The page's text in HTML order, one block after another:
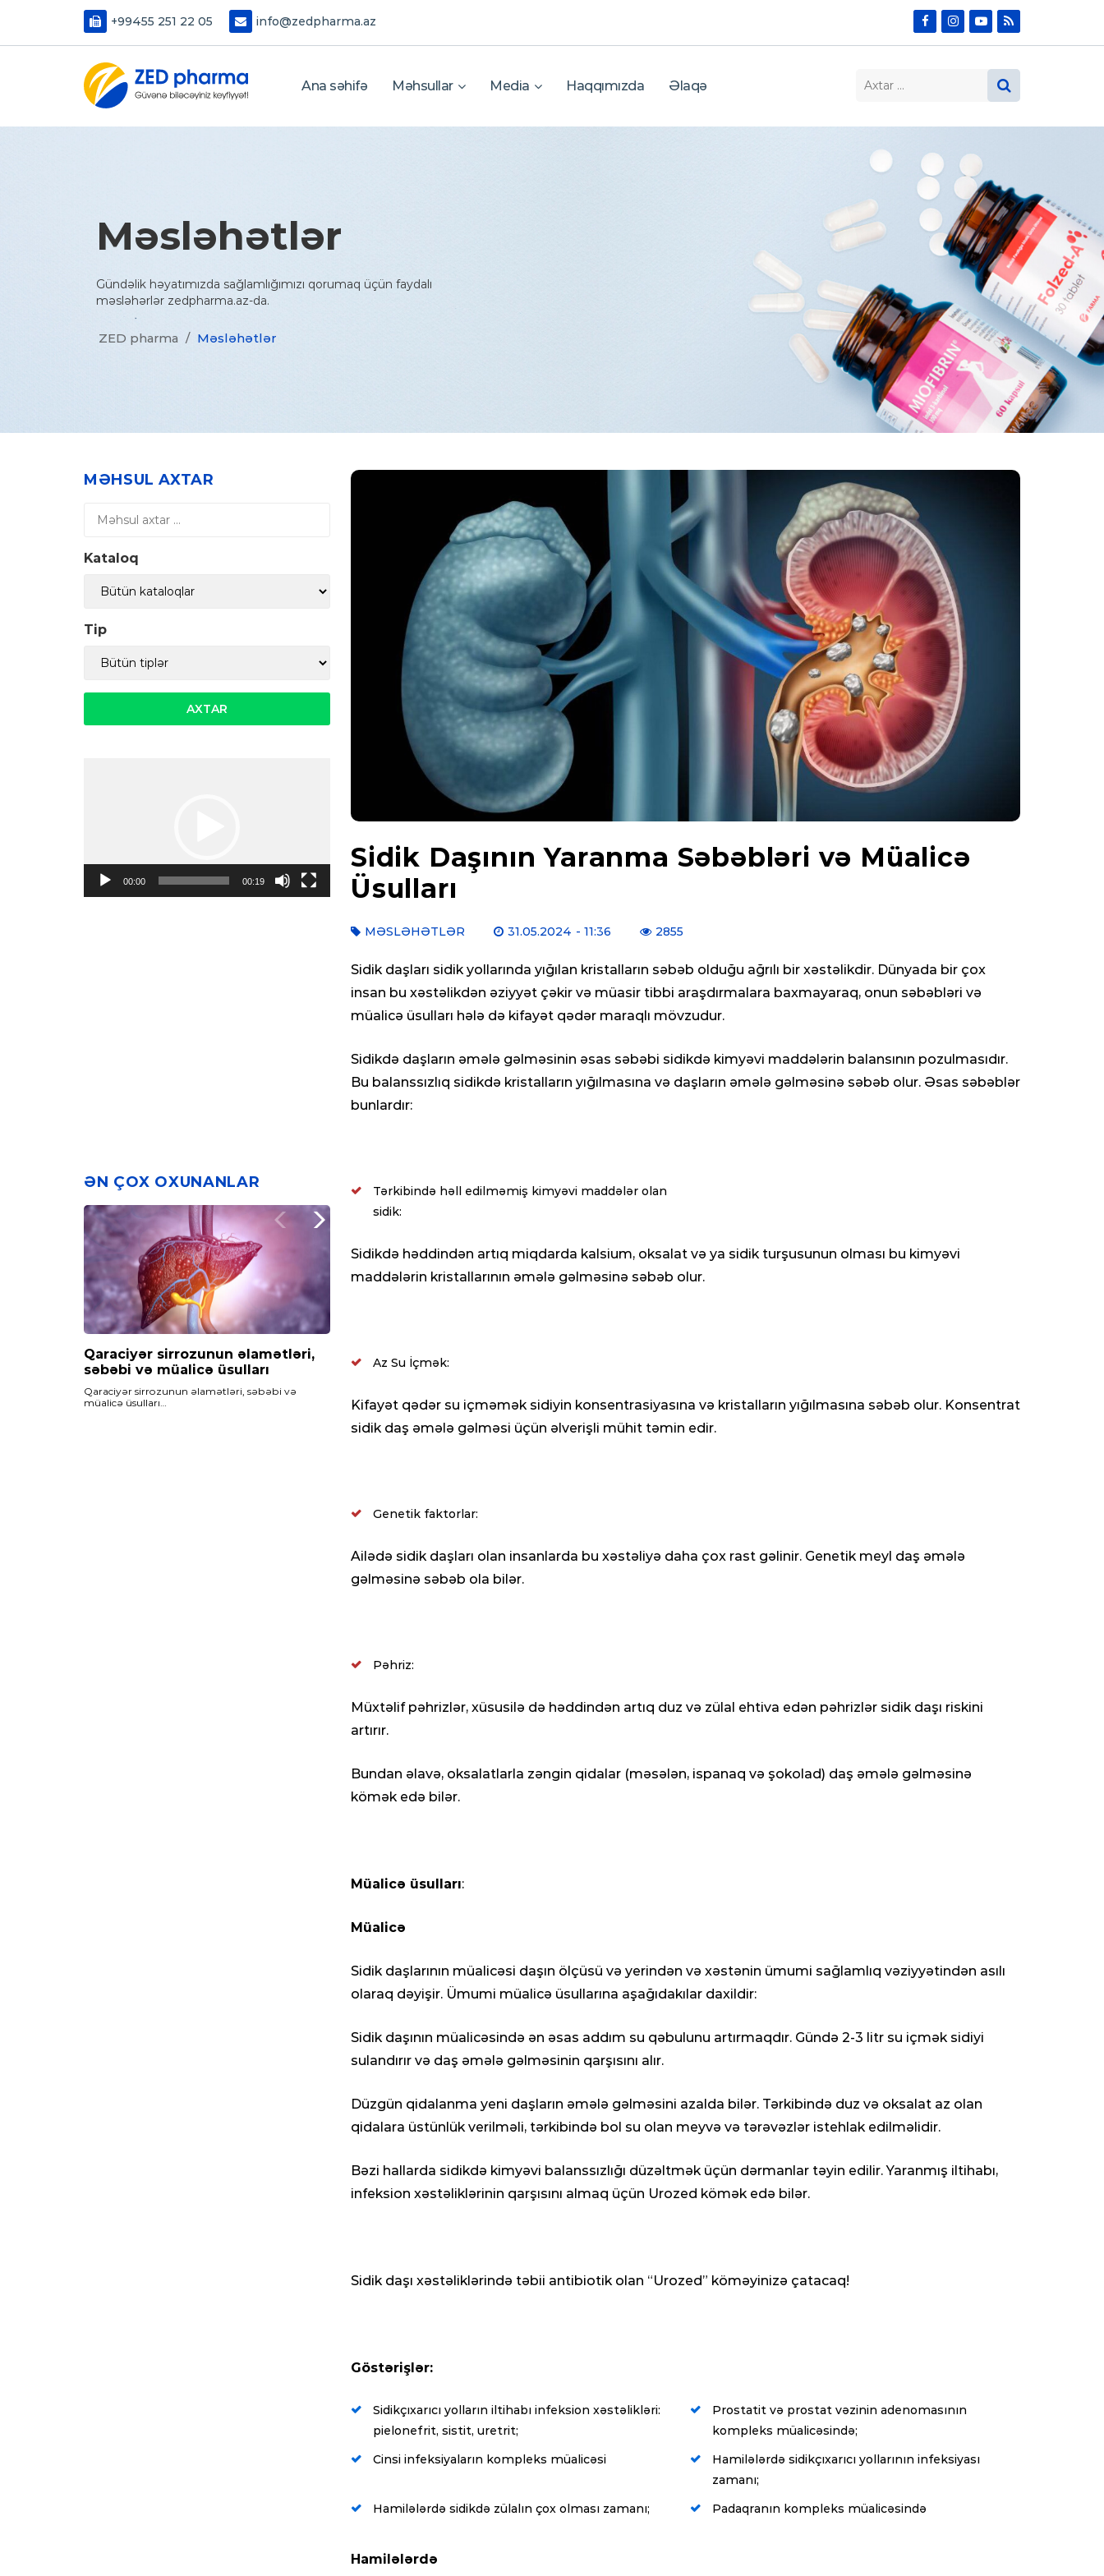
+99455 251 22 05 info@zedpharma.az
Ana səhifə Məhsullar Media Haqqımızda Əlaqə
Məsləhətlər
Gündəlik həyatımızda sağlamlığımızı qorumaq üçün faydalı
məsləhərlər zedpharma.az-da.
ZED pharma / Məsləhətlər
Sidik Daşının Yaranma Səbəbləri və Müalicə
Üsulları
MƏSLƏHƏTLƏR 31.05.2024 - 11:36 2855
Sidik daşları sidik yollarında yığılan kristalların səbəb olduğu ağrılı bir xəstəlikdir. Dünyada bir çox
insan bu xəstəlikdən əziyyət çəkir və müasir tibbi araşdırmalara baxmayaraq, onun səbəbləri və
müalicə üsulları hələ də kifayət qədər maraqlı mövzudur.
Sidikdə daşların əmələ gəlməsinin əsas səbəbi sidikdə kimyəvi maddələrin balansının pozulmasıdır.
Bu balanssızlıq sidikdə kristalların yığılmasına və daşların əmələ gəlməsinə səbəb olur. Əsas səbəblər
bunlardır:
Tərkibində həll edilməmiş kimyəvi maddələr olan
sidik:
Sidikdə həddindən artıq miqdarda kalsium, oksalat və ya sidik turşusunun olması bu kimyəvi
maddələrin kristallarının əmələ gəlməsinə səbəb olur.
Az Su İçmək:
Kifayət qədər su içməmək sidiyin konsentrasiyasına və kristalların yığılmasına səbəb olur. Konsentrat
sidik daş əmələ gəlməsi üçün əlverişli mühit təmin edir.
Genetik faktorlar:
Ailədə sidik daşları olan insanlarda bu xəstəliyə daha çox rast gəlinir. Genetik meyl daş əmələ
gəlməsinə səbəb ola bilər.
Pəhriz:
Müxtəlif pəhrizlər, xüsusilə də həddindən artıq duz və zülal ehtiva edən pəhrizlər sidik daşı riskini
artırır.
Bundan əlavə, oksalatlarla zəngin qidalar (məsələn, ispanaq və şokolad) daş əmələ gəlməsinə
kömək edə bilər.
Müalicə üsulları:
Müalicə
Sidik daşlarının müalicəsi daşın ölçüsü və yerindən və xəstənin ümumi sağlamlıq vəziyyətindən asılı
olaraq dəyişir. Ümumi müalicə üsullarına aşağıdakılar daxildir:
Sidik daşının müalicəsində ən əsas addım su qəbulunu artırmaqdır. Gündə 2-3 litr su içmək sidiyi
sulandırır və daş əmələ gəlməsinin qarşısını alır.
Düzgün qidalanma yeni daşların əmələ gəlməsini azalda bilər. Tərkibində duz və oksalat az olan
qidalara üstünlük verilməli, tərkibində bol su olan meyvə və tərəvəzlər istehlak edilməlidir.
Bəzi hallarda sidikdə kimyəvi balanssızlığı düzəltmək üçün dərmanlar təyin edilir. Yaranmış iltihabı,
infeksion xəstəliklərinin qarşısını almaq üçün Urozed kömək edə bilər.
Sidik daşı xəstəliklərində təbii antibiotik olan “Urozed” köməyinizə çatacaq!
Göstərişlər:
Sidikçıxarıcı yolların iltihabı infeksion xəstəlikləri:
pielonefrit, sistit, uretrit;
Prostatit və prostat vəzinin adenomasının
kompleks müalicəsində;
Cinsi infeksiyaların kompleks müalicəsi
Hamilələrdə sidikçıxarıcı yollarının infeksiyası
zamanı;
Hamilələrdə sidikdə zülalın çox olması zamanı;
Padaqranın kompleks müalicəsində
Hamilələrdə
MƏHSUL AXTAR
Kataloq
Tip
00:00 00:19
ƏN ÇOX OXUNANLAR
Qaraciyər sirrozunun əlamətləri,
səbəbi və müalicə üsulları
Qaraciyər sirrozunun əlamətləri, səbəbi və
müalicə üsulları…
Maqnezium çatışmazlığı,
səbəbləri və müalicəsi
Maqnezium çatışmazlığı…
Qan azlığı – Anemiya nədir? Qan
azlığının fəsadları və müalicəsi
Qan azlığı - Anemiya nədir? qan azlığının fəsadları
və müalicəsi